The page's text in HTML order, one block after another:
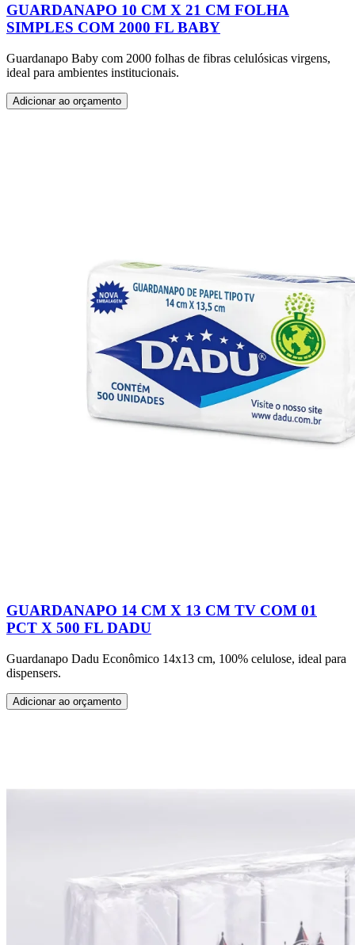
GUARDANAPO 10 CM X 21 CM FOLHA
SIMPLES COM 2000 FL BABY
Guardanapo Baby com 2000 folhas de fibras celulósicas virgens,
ideal para ambientes institucionais.
Adicionar ao orçamento
GUARDANAPO 14 CM X 13 CM TV COM 01
PCT X 500 FL DADU
Guardanapo Dadu Econômico 14x13 cm, 100% celulose, ideal para
dispensers.
Adicionar ao orçamento